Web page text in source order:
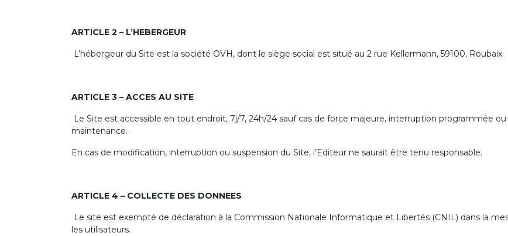
ARTICLE 2 – L’HEBERGEUR
L’hébergeur du Site est la société OVH, dont le siège social est situé au 2 rue Kellermann, 59100, Roubaix
ARTICLE 3 – ACCES AU SITE
Le Site est accessible en tout endroit, 7j/7, 24h/24 sauf cas de force majeure, interruption programmée
maintenance.
En cas de modification, interruption ou suspension du Site, l’Editeur ne saurait être tenu responsable.
ARTICLE 4 – COLLECTE DES DONNEES
Le site est exempté de déclaration à la Commission Nationale Informatique et Libertés (CNIL) dans la
les utilisateurs.